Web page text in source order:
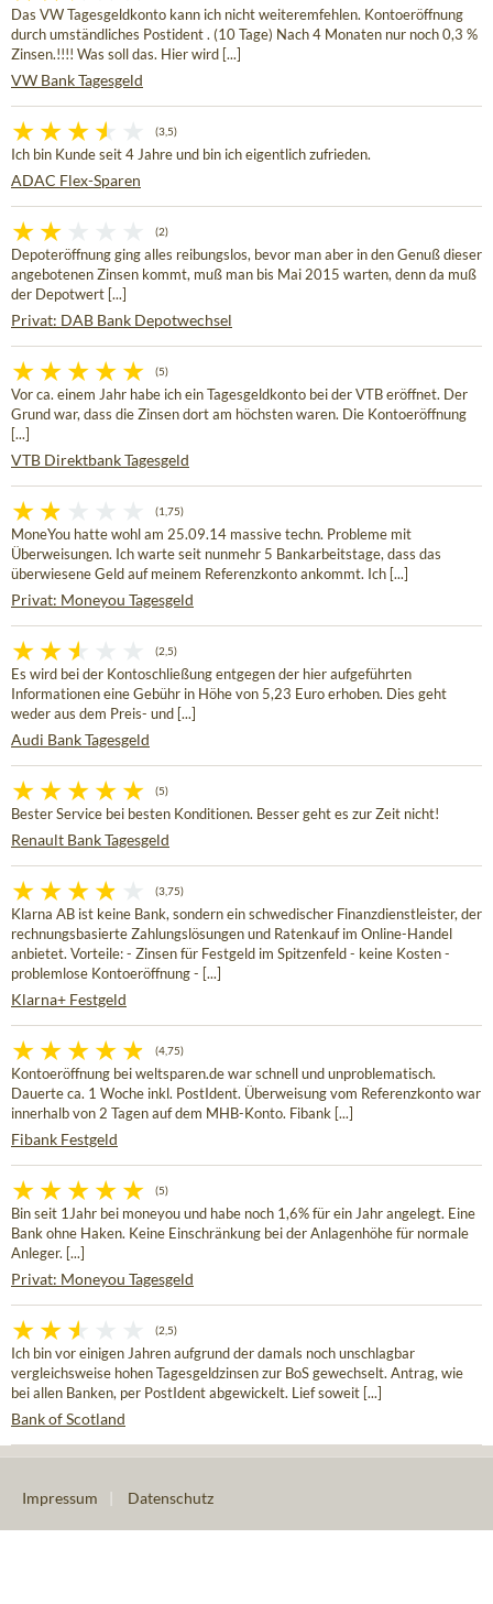
Das VW Tagesgeldkonto kann ich nicht weiteremfehlen. Kontoeröffnung
durch umständliches Postident . (10 Tage) Nach 4 Monaten nur noch 0,3 %
Zinsen.!!!! Was soll das. Hier wird [...]
VW Bank Tagesgeld
(3,5)
Ich bin Kunde seit 4 Jahre und bin ich eigentlich zufrieden.
ADAC Flex-Sparen
(2)
Depoteröffnung ging alles reibungslos, bevor man aber in den Genuß dieser
angebotenen Zinsen kommt, muß man bis Mai 2015 warten, denn da muß
der Depotwert [...]
Privat: DAB Bank Depotwechsel
(5)
Vor ca. einem Jahr habe ich ein Tagesgeldkonto bei der VTB eröffnet. Der
Grund war, dass die Zinsen dort am höchsten waren. Die Kontoeröffnung
[...]
VTB Direktbank Tagesgeld
(1,75)
MoneYou hatte wohl am 25.09.14 massive techn. Probleme mit
Überweisungen. Ich warte seit nunmehr 5 Bankarbeitstage, dass das
überwiesene Geld auf meinem Referenzkonto ankommt. Ich [...]
Privat: Moneyou Tagesgeld
(2,5)
Es wird bei der Kontoschließung entgegen der hier aufgeführten
Informationen eine Gebühr in Höhe von 5,23 Euro erhoben. Dies geht
weder aus dem Preis- und [...]
Audi Bank Tagesgeld
(5)
Bester Service bei besten Konditionen. Besser geht es zur Zeit nicht!
Renault Bank Tagesgeld
(3,75)
Klarna AB ist keine Bank, sondern ein schwedischer Finanzdienstleister, der
rechnungsbasierte Zahlungslösungen und Ratenkauf im Online-Handel
anbietet. Vorteile: - Zinsen für Festgeld im Spitzenfeld - keine Kosten -
problemlose Kontoeröffnung - [...]
Klarna+ Festgeld
(4,75)
Kontoeröffnung bei weltsparen.de war schnell und unproblematisch.
Dauerte ca. 1 Woche inkl. PostIdent. Überweisung vom Referenzkonto war
innerhalb von 2 Tagen auf dem MHB-Konto. Fibank [...]
Fibank Festgeld
(5)
Bin seit 1Jahr bei moneyou und habe noch 1,6% für ein Jahr angelegt. Eine
Bank ohne Haken. Keine Einschränkung bei der Anlagenhöhe für normale
Anleger. [...]
Privat: Moneyou Tagesgeld
(2,5)
Ich bin vor einigen Jahren aufgrund der damals noch unschlagbar
vergleichsweise hohen Tagesgeldzinsen zur BoS gewechselt. Antrag, wie
bei allen Banken, per PostIdent abgewickelt. Lief soweit [...]
Bank of Scotland
Impressum Datenschutz